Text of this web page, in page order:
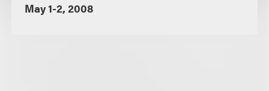
May 1-2, 2008